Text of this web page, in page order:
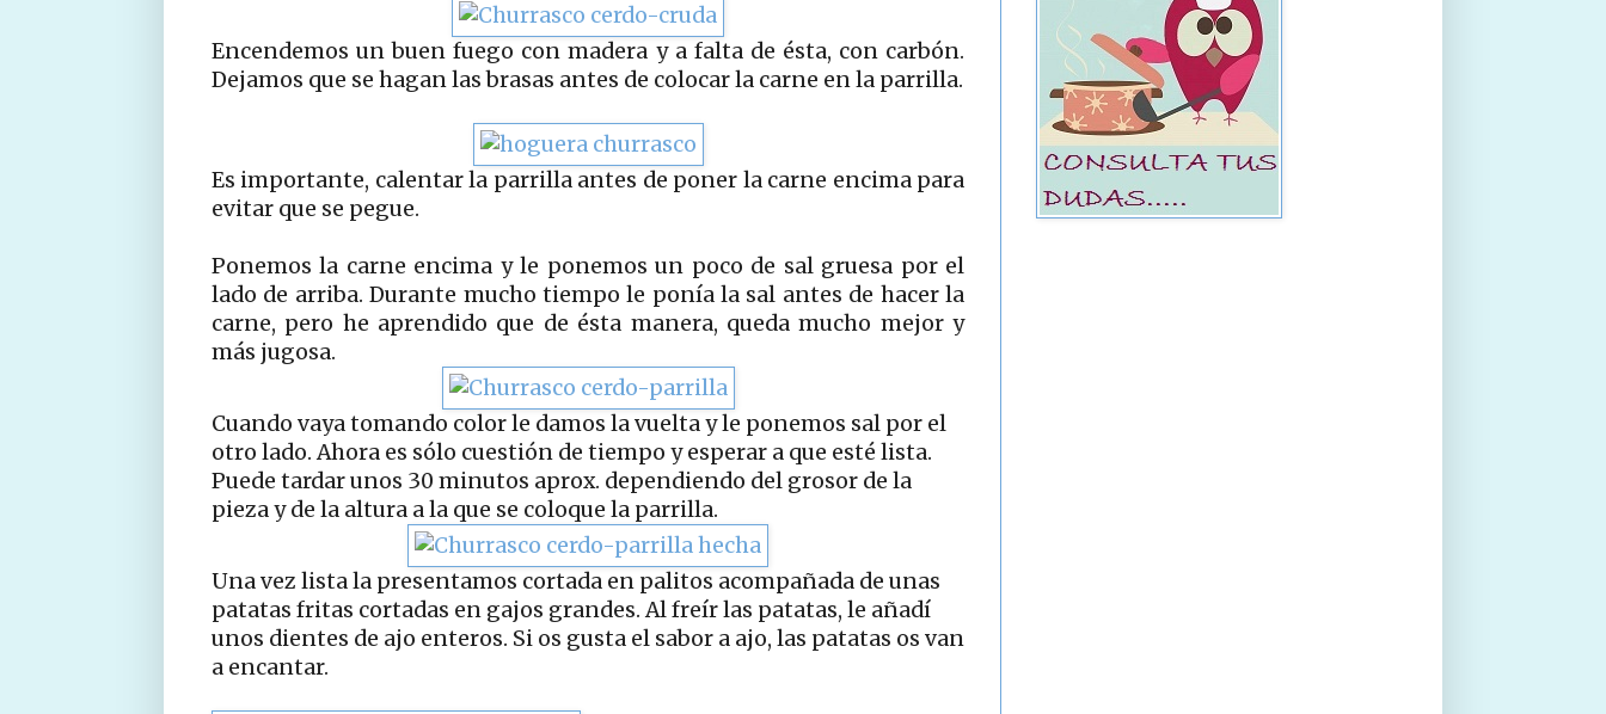
Encendemos un buen fuego con madera y a falta de ésta, con carbón.
Dejamos que se hagan las brasas antes de colocar la carne en la parrilla.
Es importante, calentar la parrilla antes de poner la carne encima para
evitar que se pegue.
Ponemos la carne encima y le ponemos un poco de sal gruesa por el
lado de arriba. Durante mucho tiempo le ponía la sal antes de hacer la
carne, pero he aprendido que de ésta manera, queda mucho mejor y
más jugosa.
Cuando vaya tomando color le damos la vuelta y le ponemos sal por el
otro lado. Ahora es sólo cuestión de tiempo y esperar a que esté lista.
Puede tardar unos 30 minutos aprox. dependiendo del grosor de la
pieza y de la altura a la que se coloque la parrilla.
Una vez lista la presentamos cortada en palitos acompañada de unas
patatas fritas cortadas en gajos grandes. Al freír las patatas, le añadí
unos dientes de ajo enteros. Si os gusta el sabor a ajo, las patatas os van
a encantar.